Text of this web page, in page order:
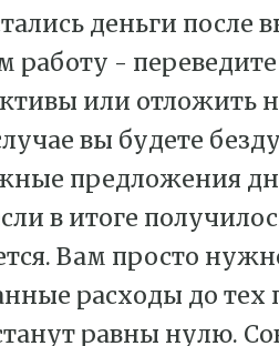
деньги после
работу -
или отложить
вы будете
предложения
в итоге
Вам просто
расходы до
равны нулю.